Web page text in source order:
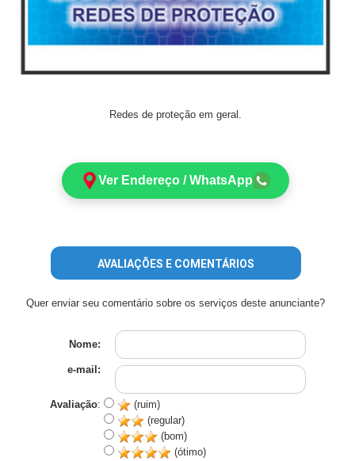
Redes de proteção em geral.
Ver Endereço / WhatsApp
AVALIAÇÕES E COMENTÁRIOS
Quer enviar seu comentário sobre os serviços deste anunciante?
Nome:
e-mail:
Avaliação:
(ruim)
(regular)
(bom)
(ótimo)